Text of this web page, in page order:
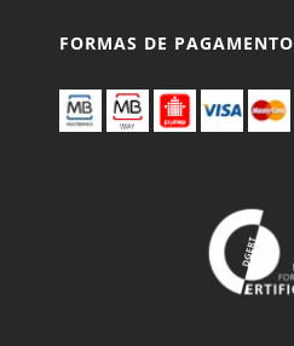
FORMAS DE PAGAMENTO